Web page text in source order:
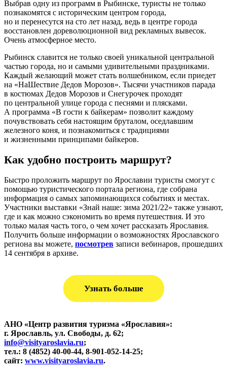
Выбрав одну из программ в Рыбинске, туристы не только
познакомятся с историческим центром города,
но и перенесутся на сто лет назад, ведь в центре города
восстановлен дореволюционной вид рекламных вывесок.
Очень атмосферное место.
Рыбинск славится не только своей уникальной центральной
частью города, но и самыми удивительными праздниками.
Каждый желающий может стать волшебником, если приедет
на «НаШествие Дедов Морозов». Тысячи участников парада
в костюмах Дедов Морозов и Снегурочек проходят
по центральной улице города с песнями и плясками.
А программа «В гости к байкерам» позволит каждому
почувствовать себя настоящим бруталом, оседлавшим
железного коня, и познакомиться с традициями
и жизненными принципами байкеров.
Как удобно построить маршрут?
Быстро проложить маршрут по Ярославии туристы смогут с
помощью туристического портала региона, где собрана
информация о самых запоминающихся событиях и местах.
Участники выставки «Знай наше: зима 2021/22» также узнают,
где и как можно сэкономить во время путешествия. И это
только малая часть того, о чем хочет рассказать Ярославия.
Получить больше информации о возможностях Ярославского
региона вы можете, посмотрев записи вебинаров, прошедших
14 сентября в архиве.
Узнать больше
АНО «Центр развития туризма «Ярославия»:
г. Ярославль, ул. Свободы, д. 62;
info@visityaroslavia.ru;
тел.: 8 (4852) 40-00-44, 8-901-052-14-25;
сайт: www.visityaroslavia.ru.